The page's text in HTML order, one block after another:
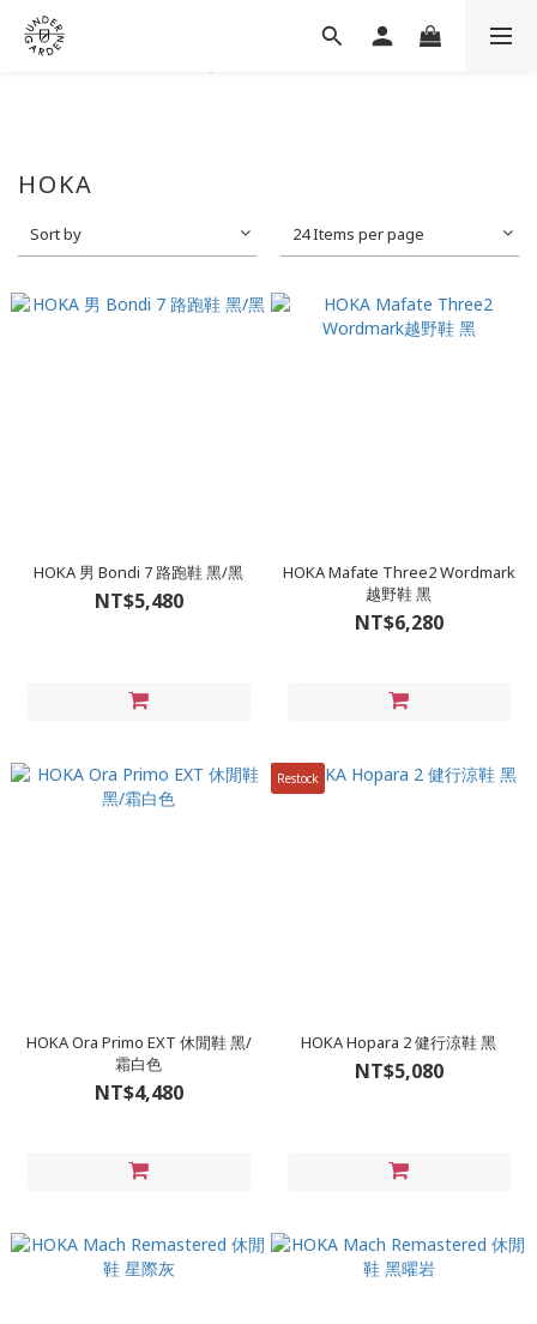
HOKA
Sort by 24 Items per page
HOKA 男 Bondi 7 路跑鞋 黑/黑
NT$5,480
HOKA Mafate Three2 Wordmark
越野鞋 黑
NT$6,280
HOKA Ora Primo EXT 休閒鞋 黑/
霜白色
NT$4,480
Restock
HOKA Hopara 2 健行涼鞋 黑
NT$5,080